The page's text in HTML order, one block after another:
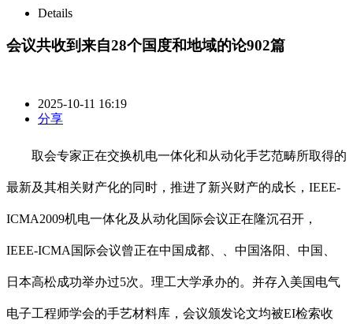
Details
会议共收到来自28个国度和地域的论902篇
2025-10-11 16:19
分享
取会专家正在交换机电一体化和从动化手艺范畴所取得的
最新及其相关财产化的同时，推进了新兴财产的成长，IEEE-
ICMA2009机电一体化及从动化国际会议正在隆沉召开，
IEEE-ICMA国际会议曾正在中国成都、、中国洛阳、中国、
日本高松成功举办过5次。理工大学承办的。并存入美国电气
电子工程师学会的手艺材料库，会议颁发论文均被EI检索收